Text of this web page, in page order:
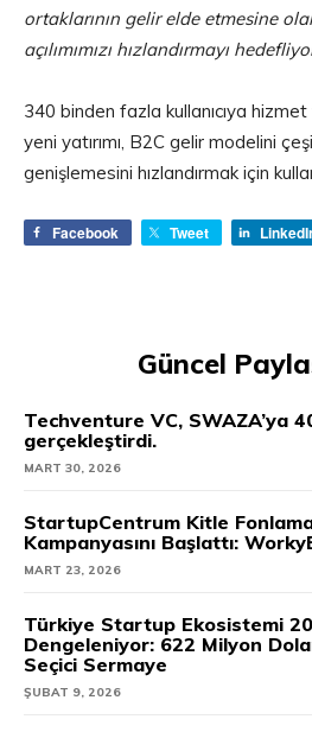
ortaklarının gelir elde etmesine
açılımımızı hızlandırmayı
340 binden fazla kullanıcıya
yeni yatırımı, B2C gelir modelini
genişlemesini hızlandırmak için
Facebook Tweet
Güncel
Techventure VC, SWAZA’ya
gerçekleştirdi.
MART 30, 2026
StartupCentrum Kitle
Kampanyasını Başlattı:
MART 23, 2026
Türkiye Startup Ekosistemi
Dengeleniyor: 622 Milyon
Seçici Sermaye
ŞUBAT 9, 2026